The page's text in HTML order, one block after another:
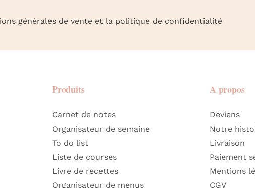
générales de vente et la politique de confidentialité
Produits
Carnet de notes
Organisateur de semaine
To do list
Liste de courses
Livre de recettes
Organisateur de menus
A propos
Deviens
Notre
Livraison
Paiement
Mentions
CGV